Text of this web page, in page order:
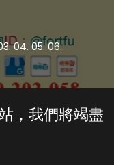
3. 04. 05. 06.
，我們將竭盡